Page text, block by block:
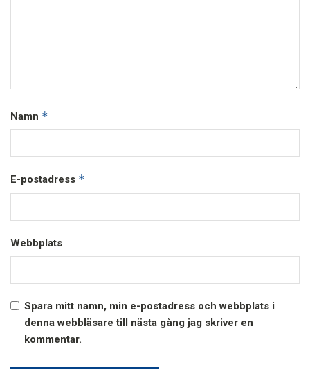
Namn *
E-postadress *
Webbplats
Spara mitt namn, min e-postadress och webbplats i
denna webbläsare till nästa gång jag skriver en
kommentar.